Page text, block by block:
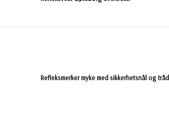
Refleksmerker myke med sikkerhetsnål og tråd